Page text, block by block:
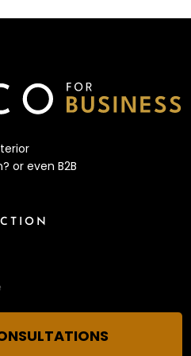
or even B2B